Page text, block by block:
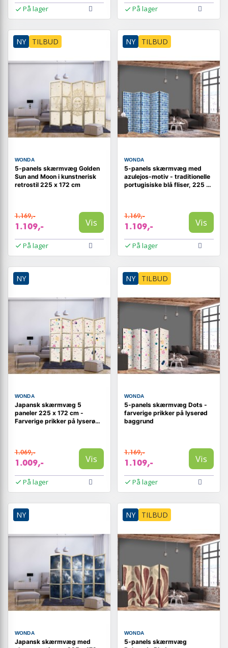
På lager På lager
NY TILBUD
WONDA
5-panels skærmvæg Golden
Sun and Moon i kunstnerisk
retrostil 225 x 172 cm
1.169,-
1.109,- Vis
På lager
NY TILBUD
WONDA
5-panels skærmvæg med
azulejos-motiv - traditionelle
portugisiske blå fliser, 225 x
1.169,-
1.109,- Vis
På lager
NY
WONDA
Japansk skærmvæg 5
paneler 225 x 172 cm -
Farverige prikker på lyserød
1.069,-
1.009,- Vis
På lager
NY TILBUD
WONDA
5-panels skærmvæg Dots -
farverige prikker på lyserød
baggrund
1.169,-
1.109,- Vis
På lager
NY
WONDA
Japansk skærmvæg med
NY TILBUD
WONDA
5-panels skærmvæg